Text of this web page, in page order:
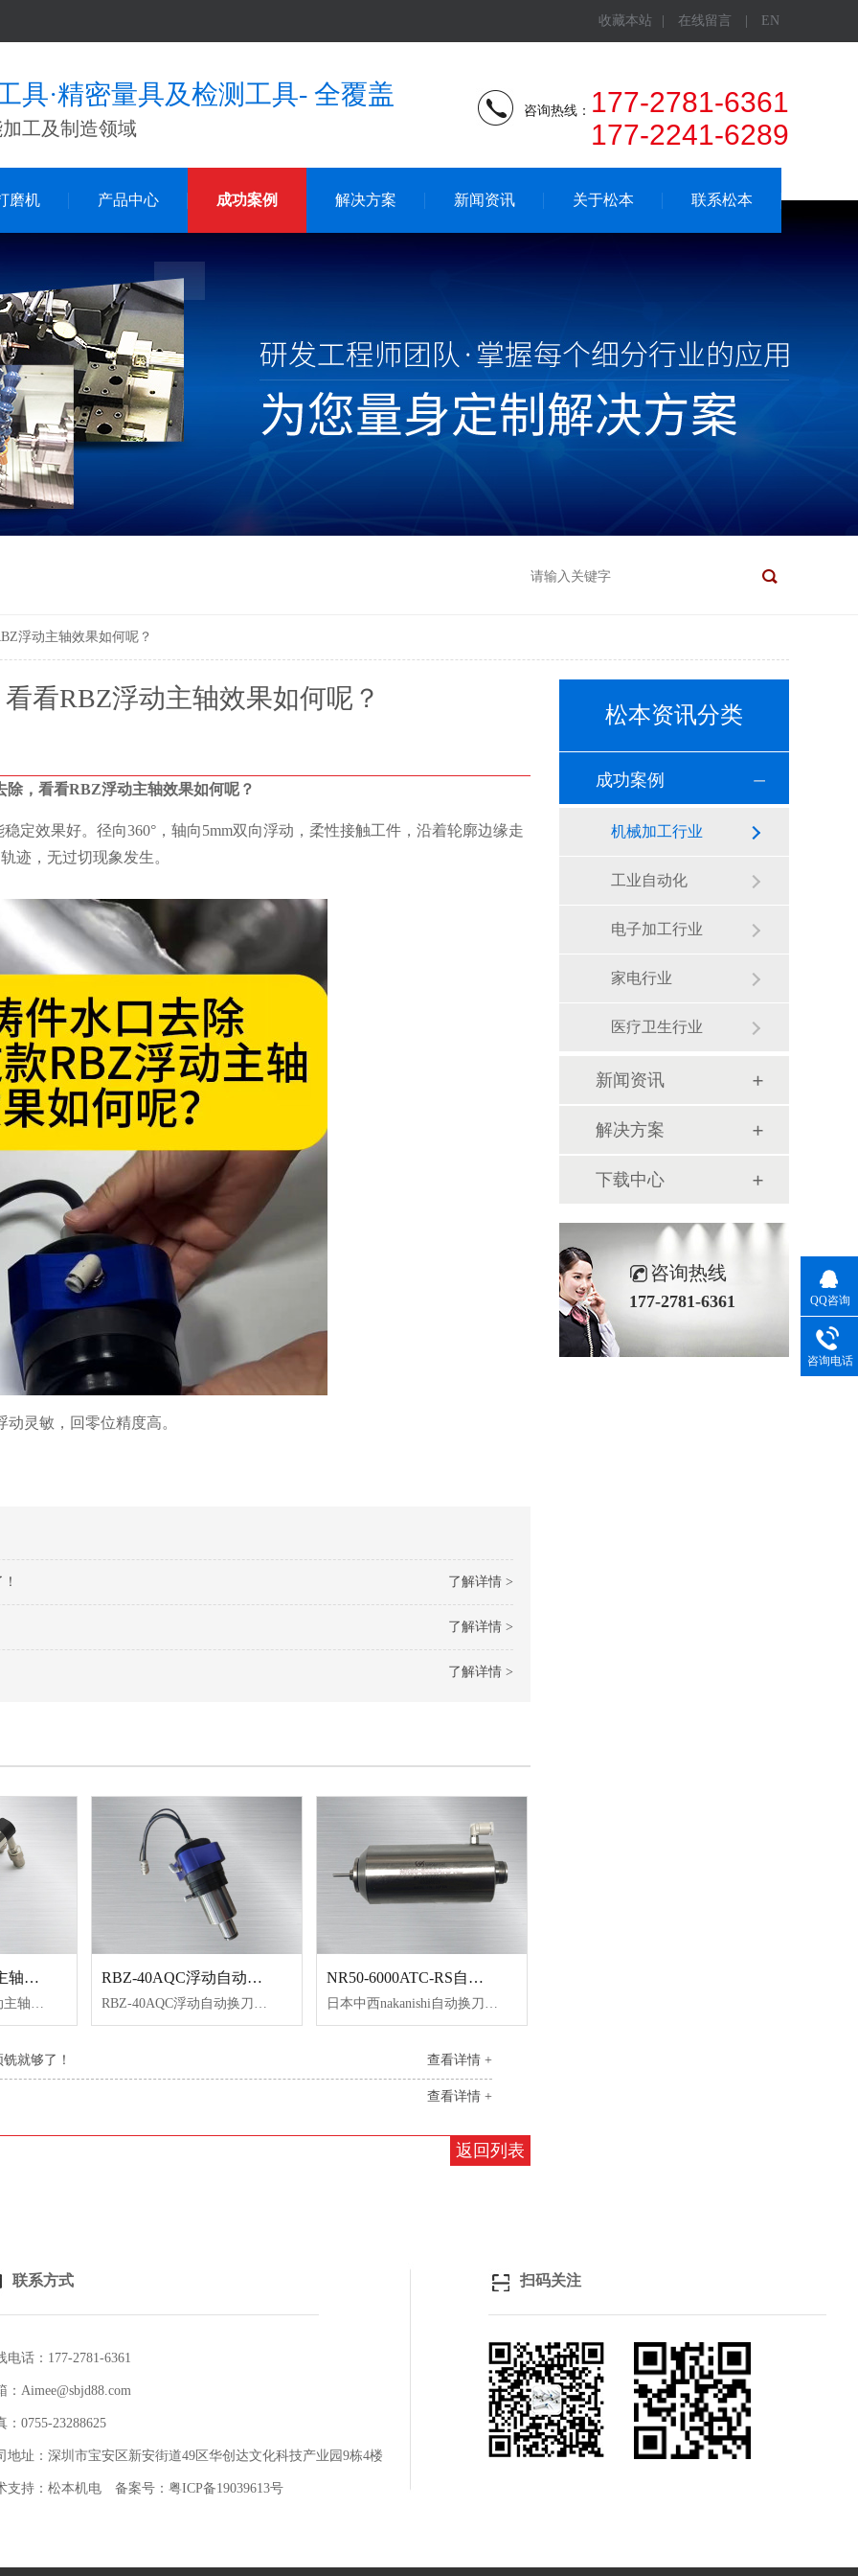
收藏本站 在线留言 EN
具·精密量具及检测工具- 全覆盖
工及制造领域
咨询热线： 177-2781-6361
177-2241-6289
磨机 产品中心 成功案例 解决方案 新闻资讯 关于松本 联系松本
浮动主轴效果如何呢？
看RBZ浮动主轴效果如何呢？
除，看看RBZ浮动主轴效果如何呢？
稳定效果好。径向360°，轴向5mm双向浮动，柔性接触工件，沿着轮廓边缘走
轨迹，无过切现象发生。
动灵敏，回零位精度高。
了解详情 >
了解详情 >
了解详情 >
NAKANISHI气动主轴MSS-2008RA
日本NAKANISHI气动主轴MSS-2008RA,主轴长度短，直径小，适合于小型数控机床、专用机等。
RBZ-40AQC浮动自动换刀主轴
RBZ-40AQC浮动自动换刀主轴，转速20000转/min，扭矩1N.M，重量轻，大扭矩，大功率，带自动换刀功能，节约成本，实现径向和轴向双向浮动，回零位精度高，打磨均匀，常去除压铸件、钢件、铝合金、注塑件飞边、合模线，水口、披风、倒角等毛刺，性价比高。
NR50-6000ATC-RS自动换刀主轴新品
日本中西nakanishi自动换刀主轴NR50-6000ATC-RS，新品，转速高达60000转/min，精度在1um以内，带防尘罩，带自动换刀功能，常用于分板机分板切割，研磨针头。
查看详情 +
就够了！
查看详情 +
返回列表
松本资讯分类
成功案例
机械加工行业
工业自动化
电子加工行业
家电行业
医疗卫生行业
新闻资讯
解决方案
下载中心
咨询热线
177-2781-6361
联系方式
电话：177-2781-6361
：Aimee@sbjd88.com
：0755-23288625
地址：深圳市宝安区新安街道49区华创达文化科技产业园9栋4楼
支持： 松本机电 备案号： 粤ICP备19039613号
扫码关注
QQ咨询
咨询电话